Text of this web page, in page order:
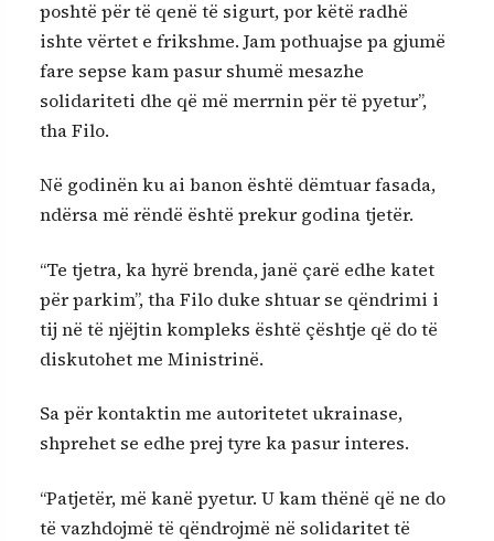
poshtë për të qenë të sigurt, por këtë radhë
ishte vërtet e frikshme. Jam pothuajse pa gjumë
fare sepse kam pasur shumë mesazhe
solidariteti dhe që më merrnin për të pyetur”,
tha Filo.
Në godinën ku ai banon është dëmtuar fasada,
ndërsa më rëndë është prekur godina tjetër.
“Te tjetra, ka hyrë brenda, janë çarë edhe katet
për parkim”, tha Filo duke shtuar se qëndrimi i
tij në të njëjtin kompleks është çështje që do të
diskutohet me Ministrinë.
Sa për kontaktin me autoritetet ukrainase,
shprehet se edhe prej tyre ka pasur interes.
“Patjetër, më kanë pyetur. U kam thënë që ne do
të vazhdojmë të qëndrojmë në solidaritet të